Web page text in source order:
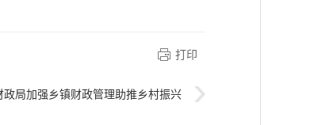
打印
政局加强乡镇财政管理助推乡村振兴